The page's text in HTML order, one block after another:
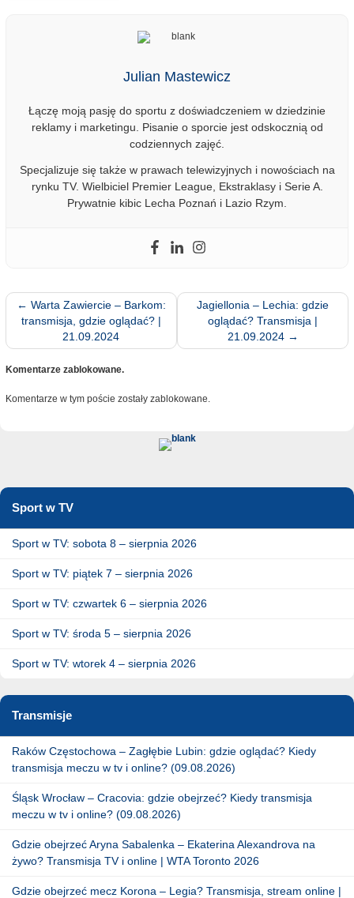
Julian Mastewicz
Łączę moją pasję do sportu z doświadczeniem w dziedzinie
reklamy i marketingu. Pisanie o sporcie jest odskocznią od
codziennych zajęć.
Specjalizuje się także w prawach telewizyjnych i nowościach na
rynku TV. Wielbiciel Premier League, Ekstraklasy i Serie A.
Prywatnie kibic Lecha Poznań i Lazio Rzym.
← Warta Zawiercie – Barkom:
transmisja, gdzie oglądać? |
21.09.2024
Jagiellonia – Lechia: gdzie
oglądać? Transmisja |
21.09.2024 →
Komentarze zablokowane.
Komentarze w tym poście zostały zablokowane.
Sport w TV
Sport w TV: sobota 8 – sierpnia 2026
Sport w TV: piątek 7 – sierpnia 2026
Sport w TV: czwartek 6 – sierpnia 2026
Sport w TV: środa 5 – sierpnia 2026
Sport w TV: wtorek 4 – sierpnia 2026
Transmisje
Raków Częstochowa – Zagłębie Lubin: gdzie oglądać? Kiedy
transmisja meczu w tv i online? (09.08.2026)
Śląsk Wrocław – Cracovia: gdzie obejrzeć? Kiedy transmisja
meczu w tv i online? (09.08.2026)
Gdzie obejrzeć Aryna Sabalenka – Ekaterina Alexandrova na
żywo? Transmisja TV i online | WTA Toronto 2026
Gdzie obejrzeć mecz Korona – Legia? Transmisja, stream online |